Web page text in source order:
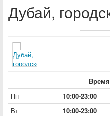
Дубай,
Пн
10:00-23:00
Вт
10:00-23:00